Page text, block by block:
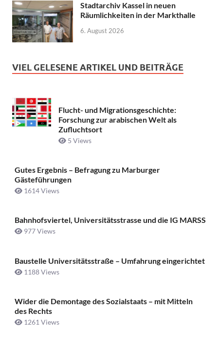
Stadtarchiv Kassel in neuen
Räumlichkeiten in der Markthalle
6. August 2026
VIEL GELESENE ARTIKEL UND BEITRÄGE
Flucht- und Migrationsgeschichte:
Forschung zur arabischen Welt als
Zufluchtsort
5 Views
Gutes Ergebnis – Befragung zu Marburger
Gästeführungen
1614 Views
Bahnhofsviertel, Universitätsstrasse und die IG MARSS
977 Views
Baustelle Universitätsstraße ­– Umfahrung eingerichtet
1188 Views
Wider die Demontage des Sozialstaats – mit Mitteln
des Rechts
1261 Views